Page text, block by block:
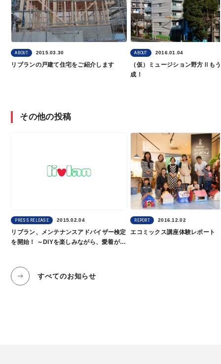
ABOUT 2015.03.30
リブランの戸建て住宅をご紹介します
ABOUT 2016.01.04
（仮）ミュージション野方Ⅱも
成！
その他の投稿
PRESS RELEASE 2015.02.04
リブラン、メンテナンスアドバイザー検定
を開始！ ～DIYを楽しみながら、愛着が湧
REPORT 2016.12.02
エコミックス講座体験レポート
すべてのお知らせ